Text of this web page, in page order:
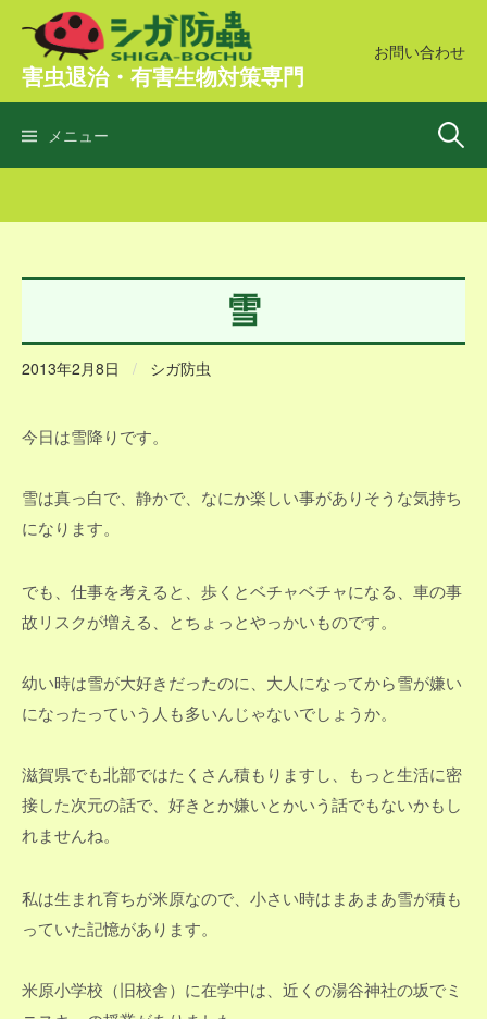
ン
へ
キ
害虫退治・有害生物対策専門
お問い合わせ
メニュー 検
雪
2013年2月8日 / シガ防虫
今日は雪降りです。
雪は真っ白で、静かで、なにか楽しい事がありそうな気持ち
になります。
でも、仕事を考えると、歩くとベチャベチャになる、車の事
故リスクが増える、とちょっとやっかいものです。
幼い時は雪が大好きだったのに、大人になってから雪が嫌い
になったっていう人も多いんじゃないでしょうか。
滋賀県でも北部ではたくさん積もりますし、もっと生活に密
接した次元の話で、好きとか嫌いとかいう話でもないかもし
れませんね。
私は生まれ育ちが米原なので、小さい時はまあまあ雪が積も
っていた記憶があります。
米原小学校（旧校舎）に在学中は、近くの湯谷神社の坂でミ